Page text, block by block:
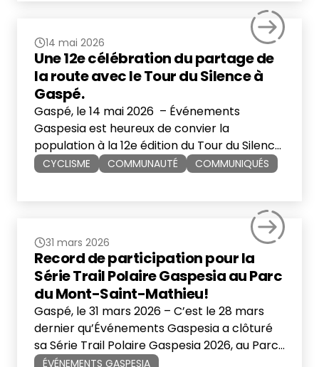
14 mai 2026
Une 12e célébration du partage de
la route avec le Tour du Silence à
Gaspé.
Gaspé, le 14 mai 2026 – Événements
Gaspesia est heureux de convier la
population à la 12e édition du Tour du Silence,
dont le départ sera donné le mercredi 20
une randonnée populaire de 22 km autour
CYCLISME COMMUNAUTÉ COMMUNIQUÉS
31 mars 2026
Record de participation pour la
Série Trail Polaire Gaspesia au Parc
du Mont-Saint-Mathieu!
Gaspé, le 31 mars 2026 – C’est le 28 mars
dernier qu’Événements Gaspesia a clôturé
sa Série Trail Polaire Gaspesia 2026, au Parc
du Mont Saint-Mathieu de Saint-Mathieu de
ÉVÉNEMENTS GASPESIA